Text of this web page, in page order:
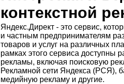
контекстной
Яндекс.Директ - это сервис,
и частным предпринимателям
товаров и услуг на различных
рамках этого сервиса доступны
рекламы, включая поисковую
Рекламной сети Яндекса (РСЯ),
медийную рекламу и другие.